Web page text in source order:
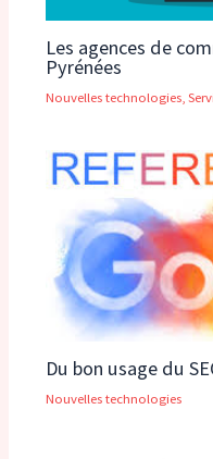
Les agences de
Pyrénées
Nouvelles technologies,
Du bon usage du
Nouvelles technologies